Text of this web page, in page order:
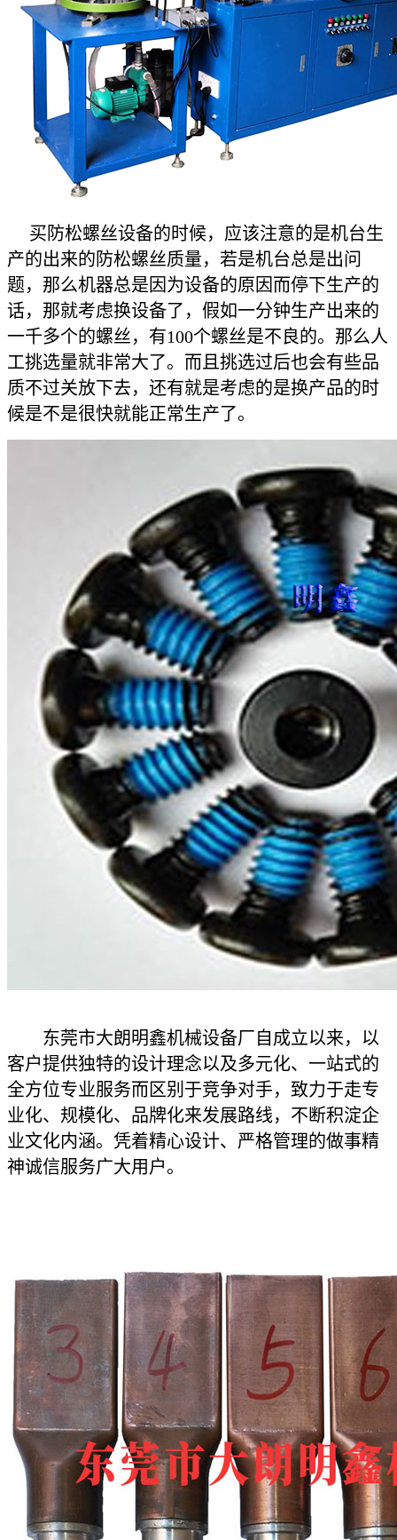
买防松螺丝设备的时候，应该注意的是机台生
产的出来的防松螺丝质量，若是机台总是出问
题，那么机器总是因为设备的原因而停下生产的
话，那就考虑换设备了，假如一分钟生产出来的
一千多个的螺丝，有100个螺丝是不良的。那么人
工挑选量就非常大了。而且挑选过后也会有些品
质不过关放下去，还有就是考虑的是换产品的时
候是不是很快就能正常生产了。
东莞市大朗明鑫机械设备厂自成立以来，以
客户提供独特的设计理念以及多元化、一站式的
全方位专业服务而区别于竞争对手，致力于走专
业化、规模化、品牌化来发展路线，不断积淀企
业文化内涵。凭着精心设计、严格管理的做事精
神诚信服务广大用户。